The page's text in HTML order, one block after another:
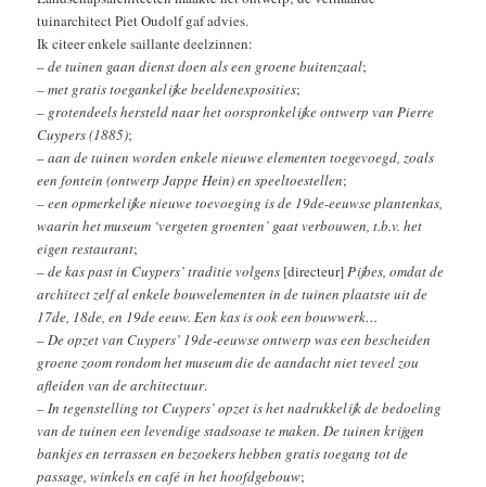
tuinarchitect Piet Oudolf gaf advies.
Ik citeer enkele saillante deelzinnen:
–de tuinen gaan dienst doen als een groene buitenzaal;
–met gratis toegankelijke beeldenexposities;
– grotendeels hersteld naar het oorspronkelijke ontwerp van Pierre
Cuypers (1885);
–aan de tuinen worden enkele nieuwe elementen toegevoegd, zoals
een fontein (ontwerp Jappe Hein) en speeltoestellen;
–een opmerkelijke nieuwe toevoeging is de 19de-eeuwse plantenkas,
waarin het museum ‘vergeten groenten’ gaat verbouwen, t.b.v. het
eigen restaurant;
–de kas past in Cuypers’ traditie volgens [directeur]Pijbes, omdat de
architect zelf al enkele bouwelementen in de tuinen plaatste uit de
17de, 18de, en 19de eeuw. Een kas is ook een bouwwerk…
–De opzet van Cuypers’ 19de-eeuwse ontwerp was een bescheiden
groene zoom rondom het museum die de aandacht niet teveel zou
afleiden van de architectuur.
–In tegenstelling tot Cuypers’ opzet is het nadrukkelijk de bedoeling
van de tuinen een levendige stadsoase te maken. De tuinen krijgen
bankjes en terrassen en bezoekers hebben gratis toegang tot de
passage, winkels en café in het hoofdgebouw;